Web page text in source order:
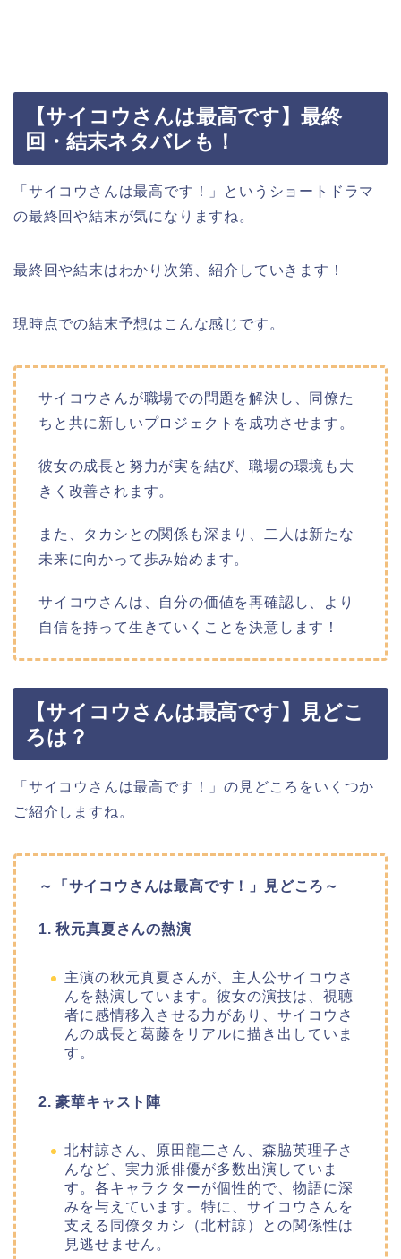
【サイコウさんは最高です】最終
回・結末ネタバレも！
「サイコウさんは最高です！」というショートドラマ
の最終回や結末が気になりますね。
最終回や結末はわかり次第、紹介していきます！
現時点での結末予想はこんな感じです。
サイコウさんが職場での問題を解決し、同僚た
ちと共に新しいプロジェクトを成功させます。
彼女の成長と努力が実を結び、職場の環境も大
きく改善されます。
また、タカシとの関係も深まり、二人は新たな
未来に向かって歩み始めます。
サイコウさんは、自分の価値を再確認し、より
自信を持って生きていくことを決意します！
【サイコウさんは最高です】見どこ
ろは？
「サイコウさんは最高です！」の見どころをいくつか
ご紹介しますね。
～「サイコウさんは最高です！」見どころ～
1. 秋元真夏さんの熱演
主演の秋元真夏さんが、主人公サイコウさ
んを熱演しています。彼女の演技は、視聴
者に感情移入させる力があり、サイコウさ
んの成長と葛藤をリアルに描き出していま
す。
2. 豪華キャスト陣
北村諒さん、原田龍二さん、森脇英理子さ
んなど、実力派俳優が多数出演していま
す。各キャラクターが個性的で、物語に深
みを与えています。特に、サイコウさんを
支える同僚タカシ（北村諒）との関係性は
見逃せません。